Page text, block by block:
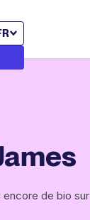
encore de bio sur